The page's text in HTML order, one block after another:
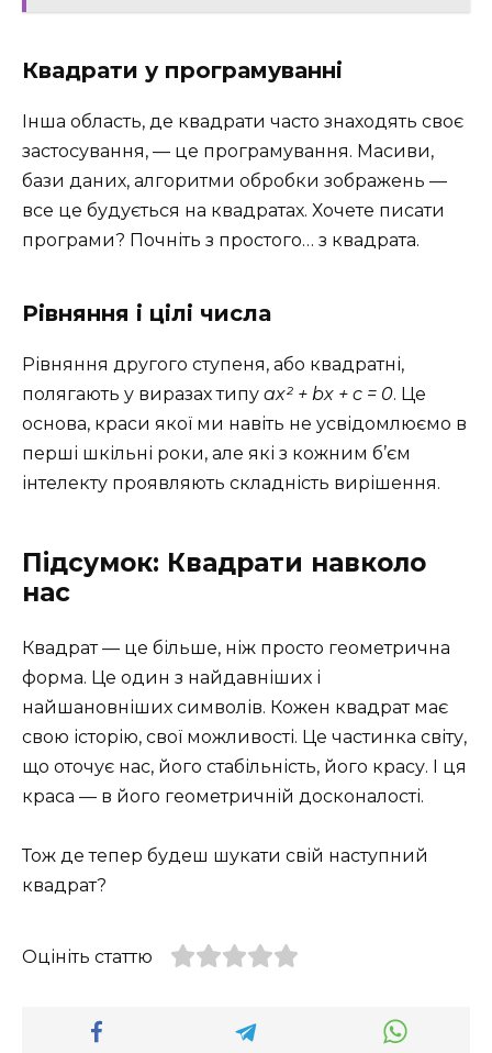
Квадрати у програмуванні
Інша область, де квадрати часто знаходять своє
застосування, — це програмування. Масиви,
бази даних, алгоритми обробки зображень —
все це будується на квадратах. Хочете писати
програми? Почніть з простого… з квадрата.
Рівняння і цілі числа
Рівняння другого ступеня, або квадратні,
полягають у виразах типу ax² + bx + c = 0. Це
основа, краси якої ми навіть не усвідомлюємо в
перші шкільні роки, але які з кожним б’єм
інтелекту проявляють складність вирішення.
Підсумок: Квадрати навколо
нас
Квадрат — це більше, ніж просто геометрична
форма. Це один з найдавніших і
найшановніших символів. Кожен квадрат має
свою історію, свої можливості. Це частинка світу,
що оточує нас, його стабільність, його красу. І ця
краса — в його геометричній досконалості.
Тож де тепер будеш шукати свій наступний
квадрат?
Оцініть статтю